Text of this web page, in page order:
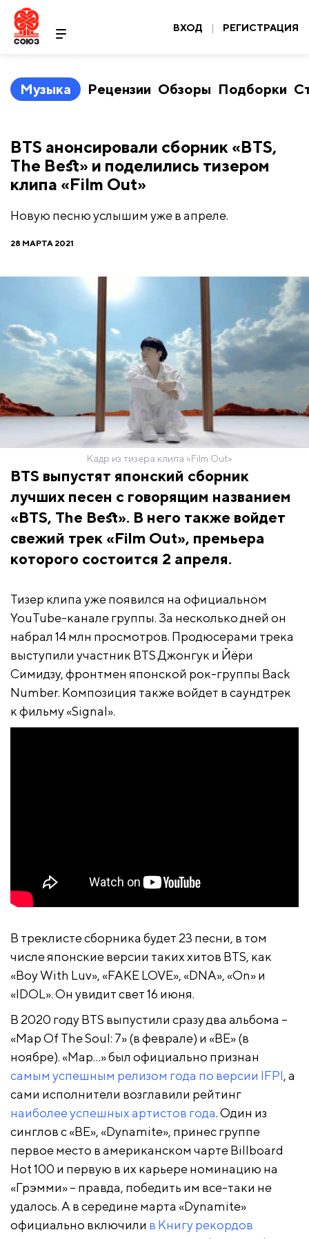
ВХОД | РЕГИСТРАЦИЯ
Музыка Рецензии Обзоры Подборки
BTS анонсировали сборник «BTS,
The Best» и поделились тизером
клипа «Film Out»
Новую песню услышим уже в апреле.
28 МАРТА 2021
Кадр из тизера клипа «Film Out»
BTS выпустят японский сборник
лучших песен с говорящим названием
«BTS, The Best». В него также войдет
свежий трек «Film Out», премьера
которого состоится 2 апреля.
Тизер клипа уже появился на официальном
YouTube-канале группы. За несколько дней он
набрал 14 млн просмотров. Продюсерами трека
выступили участник BTS Джонгук и Йёри
Симидзу, фронтмен японской рок-группы Back
Number. Композиция также войдет в саундтрек
к фильму «Signal».
В треклисте сборника будет 23 песни, в том
числе японские версии таких хитов BTS, как
«Boy With Luv», «FAKE LOVE», «DNA», «On» и
«IDOL». Он увидит свет 16 июня.
В 2020 году BTS выпустили сразу два альбома –
«Map Of The Soul: 7» (в феврале) и «BE» (в
ноябре). «Map…» был официально признан
самым успешным релизом года по версии IFPI, а
сами исполнители возглавили рейтинг
наиболее успешных артистов года. Один из
синглов с «BE», «Dynamite», принес группе
первое место в американском чарте Billboard
Hot 100 и первую в их карьере номинацию на
«Грэмми» – правда, победить им все-таки не
удалось. А в середине марта «Dynamite»
официально включили в Книгу рекордов